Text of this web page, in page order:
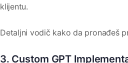
klijentu.
Detaljni vodič kako da pronađeš
3. Custom GPT